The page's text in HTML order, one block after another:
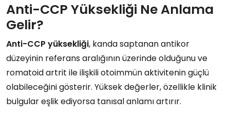
Anti-CCP Yüksekliği Ne Anlama
Gelir?
Anti-CCP yüksekliği, kanda saptanan antikor
düzeyinin referans aralığının üzerinde olduğunu ve
romatoid artrit ile ilişkili otoimmün aktivitenin güçlü
olabileceğini gösterir. Yüksek değerler, özellikle klinik
bulgular eşlik ediyorsa tanısal anlamı artırır.